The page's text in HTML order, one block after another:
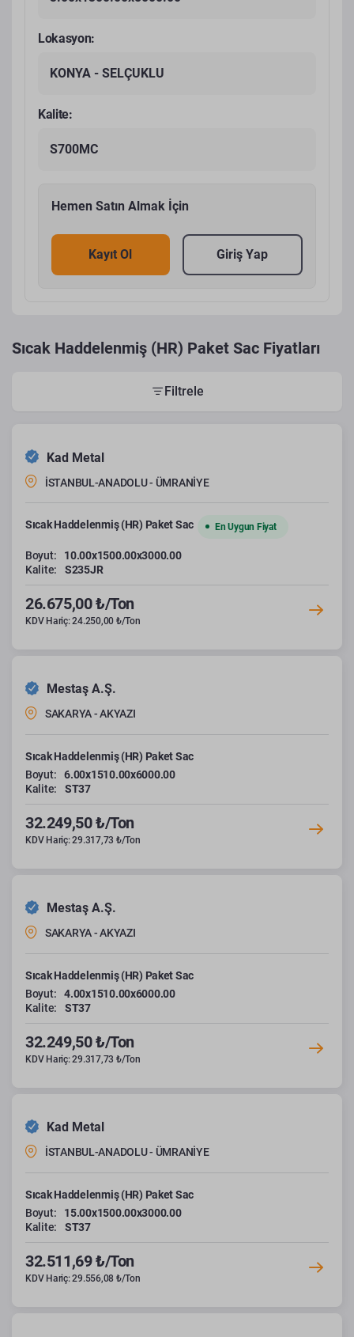
Lokasyon:
KONYA - SELÇUKLU
Kalite:
S700MC
Hemen Satın Almak İçin
Kayıt Ol Giriş Yap
Sıcak Haddelenmiş (HR) Paket Sac Fiyatları
Filtrele
Kad Metal
İSTANBUL-ANADOLU - ÜMRANİYE
Sıcak Haddelenmiş (HR) Paket Sac En Uygun Fiyat
Boyut:
10.00x1500.00x3000.00
Kalite:
S235JR
26.675,00 ₺/Ton
KDV Hariç: 24.250,00 ₺/Ton
Mestaş A.Ş.
SAKARYA - AKYAZI
Sıcak Haddelenmiş (HR) Paket Sac
Boyut:
6.00x1510.00x6000.00
Kalite:
ST37
32.249,50 ₺/Ton
KDV Hariç: 29.317,73 ₺/Ton
Mestaş A.Ş.
SAKARYA - AKYAZI
Sıcak Haddelenmiş (HR) Paket Sac
Boyut:
4.00x1510.00x6000.00
Kalite:
ST37
32.249,50 ₺/Ton
KDV Hariç: 29.317,73 ₺/Ton
Kad Metal
İSTANBUL-ANADOLU - ÜMRANİYE
Sıcak Haddelenmiş (HR) Paket Sac
Boyut:
15.00x1500.00x3000.00
Kalite:
ST37
32.511,69 ₺/Ton
KDV Hariç: 29.556,08 ₺/Ton